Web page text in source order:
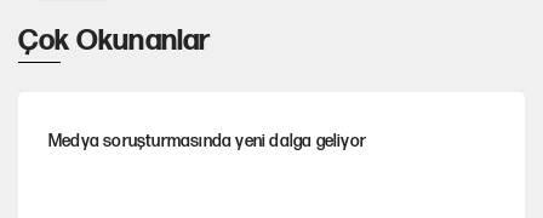
Çok Okunanlar
Medya soruşturmasında yeni dalga geliyor